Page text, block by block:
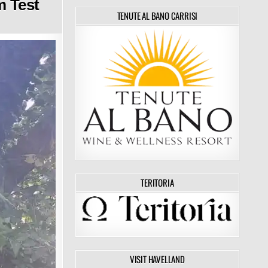
Test
TENUTE AL BANO CARRISI
TERITORIA
VISIT HAVELLAND